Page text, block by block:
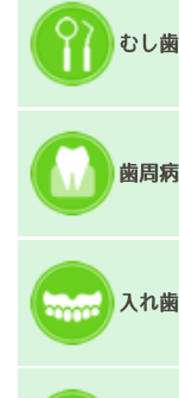
むし
歯周
入れ